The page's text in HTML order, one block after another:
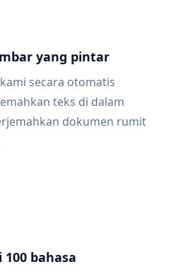
yang pintar
secara otomatis
teks di dalam
dokumen rumit
bahasa